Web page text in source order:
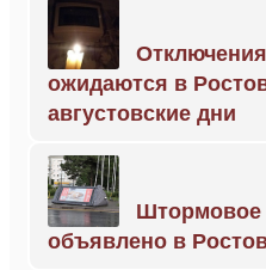
ожидаются в
августовские дни
Штормовое
объявлено в